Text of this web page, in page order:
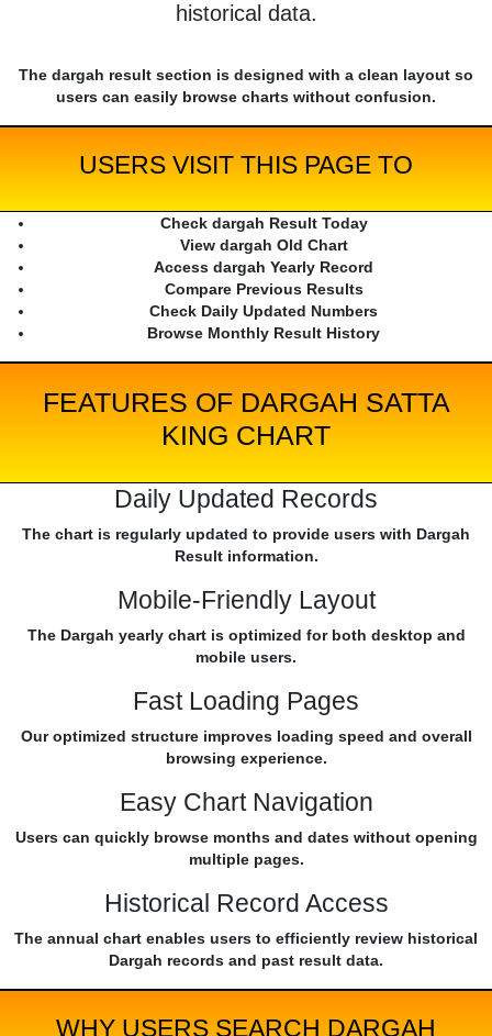
historical data.
The dargah result section is designed with a clean layout so
users can easily browse charts without confusion.
USERS VISIT THIS PAGE TO
Check dargah Result Today
View dargah Old Chart
Access dargah Yearly Record
Compare Previous Results
Check Daily Updated Numbers
Browse Monthly Result History
FEATURES OF DARGAH SATTA
KING CHART
Daily Updated Records
The chart is regularly updated to provide users with Dargah
Result information.
Mobile-Friendly Layout
The Dargah yearly chart is optimized for both desktop and
mobile users.
Fast Loading Pages
Our optimized structure improves loading speed and overall
browsing experience.
Easy Chart Navigation
Users can quickly browse months and dates without opening
multiple pages.
Historical Record Access
The annual chart enables users to efficiently review historical
Dargah records and past result data.
WHY USERS SEARCH DARGAH